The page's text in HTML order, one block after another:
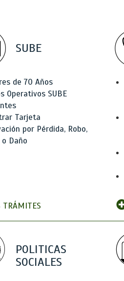
SUBE
de 70 Años
Operativos SUBE
Tarjeta
por Pérdida, Robo,
Daño
TRÁMITES
POLITICAS
SOCIALES